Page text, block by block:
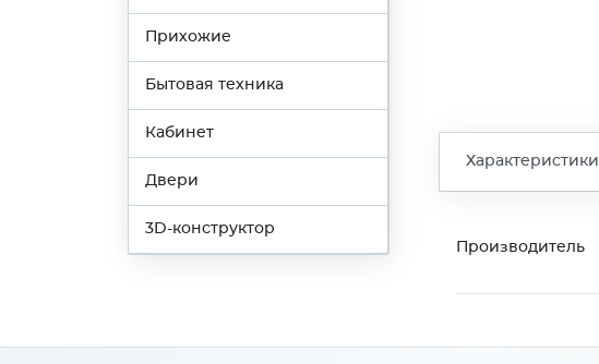
Прихожие
Бытовая техника
Кабинет
Двери
3D-конструктор
Характеристики
Производитель